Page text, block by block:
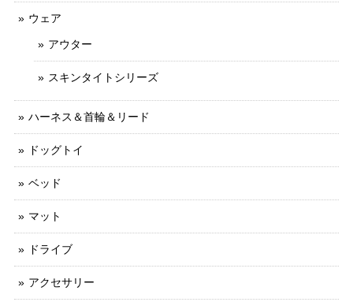
ウェア
アウター
スキンタイトシリーズ
ハーネス＆首輪＆リード
ドッグトイ
ベッド
マット
ドライブ
アクセサリー